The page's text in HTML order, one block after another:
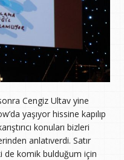
Cengiz Ultav yine
yaşıyor hissine kapılıp
konuları bizleri
anlatıverdi. Satır
de komik bulduğum için